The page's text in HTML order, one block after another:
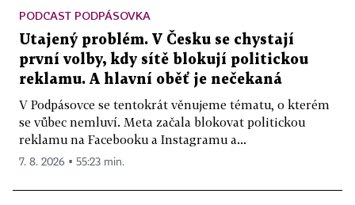
PODCAST PODPÁSOVKA
Utajený problém. V Česku se chystají
první volby, kdy sítě blokují politickou
reklamu. A hlavní oběť je nečekaná
V Podpásovce se tentokrát věnujeme tématu, o kterém
se vůbec nemluví. Meta začala blokovat politickou
reklamu na Facebooku a Instagramu a...
7. 8. 2026 ▪ 55:23 min.